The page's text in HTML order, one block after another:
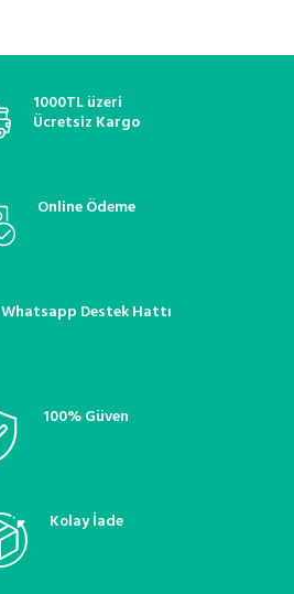
1000TL üzeri
Ücretsiz Kargo
Online Ödeme
Whatsapp Destek Hattı
100% Güven
Kolay İade